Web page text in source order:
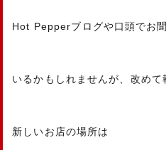
Hot Pepperブログや口頭でお
いるかもしれませんが、改めて
新しいお店の場所は